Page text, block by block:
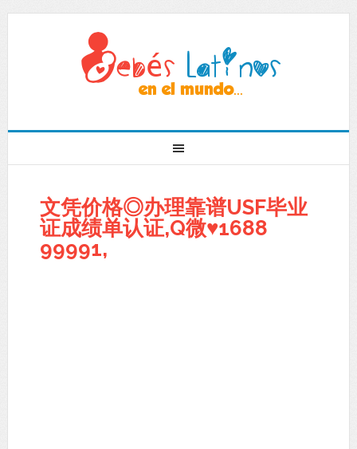
文凭价格◎办理靠谱USF毕业
证成绩单认证,Q微♥1688
99991,